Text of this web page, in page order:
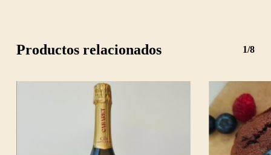
Productos relacionados 1/8